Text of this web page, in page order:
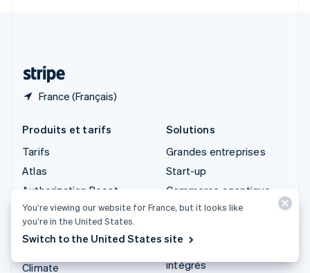
France (Français)
Produits et tarifs
Tarifs
Atlas
Authorization Boost
Billing
Capital
Climate
Solutions
Grandes entreprises
Start-up
Commerce agentique
Cryptomonnaie
Services financiers
intégrés
You’re viewing our website for France, but it looks like
you’re in the United States.
Switch to the United States site